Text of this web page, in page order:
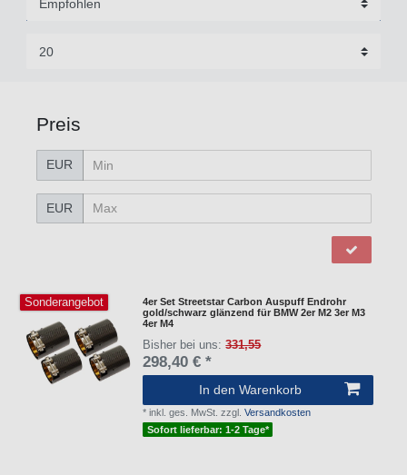
Preis
EUR
EUR
Sonderangebot
4er Set Streetstar Carbon Auspuff Endrohr
gold/schwarz glänzend für BMW 2er M2 3er M3
4er M4
Bisher bei uns:331,55
298,40 € *
In den Warenkorb
*inkl. ges. MwSt. zzgl.Versandkosten
Sofort lieferbar: 1-2 Tage*